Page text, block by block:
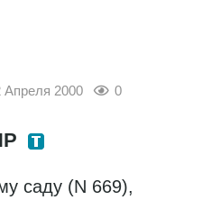
Апреля 2000 0
саду (N 669),